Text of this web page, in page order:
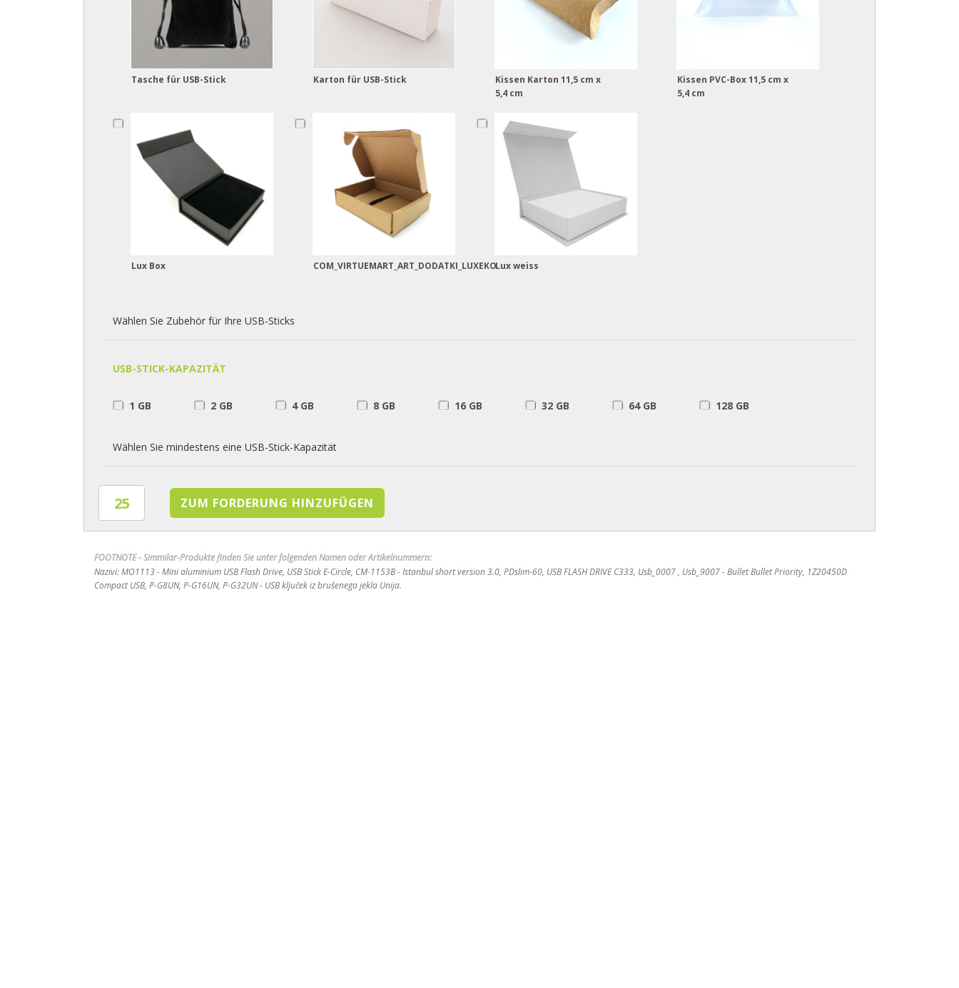
Tasche für USB-Stick Karton für USB-Stick
Kissen Karton 11,5 cm x
5,4 cm
Kissen PVC-Box 11,5 cm x
5,4 cm
Lux Box COM_VIRTUEMART_ART_DODATKI_LUXEKOLux weiss
Wählen Sie Zubehör für Ihre USB-Sticks
USB-STICK-KAPAZITÄT
1 GB 2 GB 4 GB 8 GB 16 GB 32 GB 64 GB 128 GB
Wählen Sie mindestens eine USB-Stick-Kapazität
FOOTNOTE - Simmilar-Produkte finden Sie unter folgenden Namen oder Artikelnummern:
Nazivi: MO1113 - Mini aluminium USB Flash Drive, USB Stick E-Circle, CM-1153B - Istanbul short version 3.0, PDslim-60, USB FLASH DRIVE C333, Usb_0007 , Usb_9007 - Bullet Bullet Priority, 1Z20450D
Compact USB, P-G8UN, P-G16UN, P-G32UN - USB ključek iz brušenega jekla Unija.